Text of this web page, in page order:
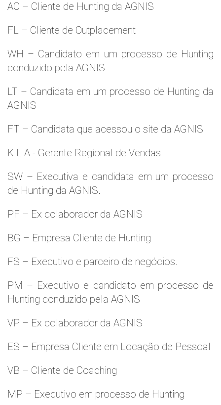
AC – Cliente de Hunting da AGNIS
FL – Cliente de Outplacement
WH – Candidato em um processo de Hunting
conduzido pela AGNIS
LT – Candidata em um processo de Hunting da
AGNIS
FT – Candidata que acessou o site da AGNIS
K.L.A - Gerente Regional de Vendas
SW – Executiva e candidata em um processo
de Hunting da AGNIS.
PF – Ex colaborador da AGNIS
BG – Empresa Cliente de Hunting
FS – Executivo e parceiro de negócios.
PM – Executivo e candidato em processo de
Hunting conduzido pela AGNIS
VP – Ex colaborador da AGNIS
ES – Empresa Cliente em Locação de Pessoal
VB – Cliente de Coaching
MP – Executivo em processo de Hunting